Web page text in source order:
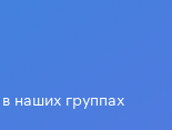
наших группах